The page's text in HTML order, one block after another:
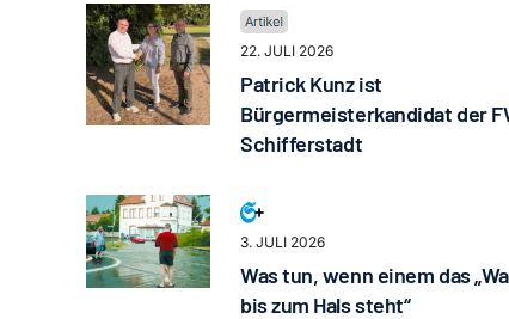
22. JULI 2026
Patrick Kunz ist
Bürgermeisterkandidat der
Schifferstadt
3. JULI 2026
Was tun, wenn einem das
bis zum Hals steht“